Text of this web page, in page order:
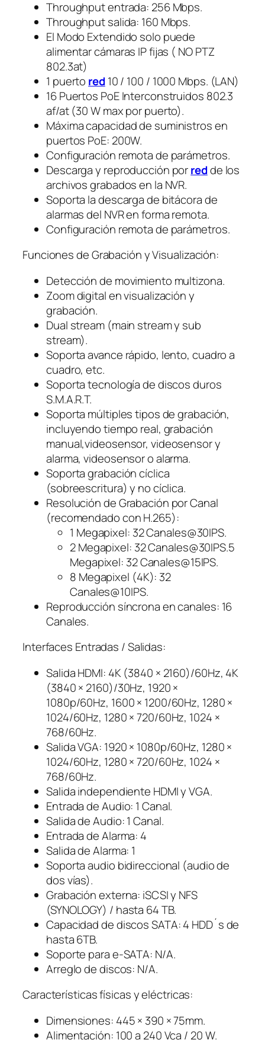
Throughput entrada: 256 Mbps.
Throughput salida: 160 Mbps.
El Modo Extendido solo puede
alimentar cámaras IP fijas ( NO PTZ
802.3at)
1 puerto red10 / 100 / 1000 Mbps. (LAN)
16 Puertos PoE Interconstruidos 802.3
af/at (30 W max por puerto).
Máxima capacidad de suministros en
puertos PoE: 200W.
Configuración remota de parámetros.
Descarga y reproducción porredde los
archivos grabados en la NVR.
Soporta la descarga de bitácora de
alarmas del NVR en forma remota.
Configuración remota de parámetros.
Funciones de Grabación y Visualización:
Detección de movimiento multizona.
Zoom digital en visualización y
grabación.
Dual stream (main stream y sub
stream).
Soporta avance rápido, lento, cuadro a
cuadro, etc.
Soporta tecnología de discos duros
S.M.A.R.T.
Soporta múltiples tipos de grabación,
incluyendo tiempo real, grabación
manual,videosensor, videosensor y
alarma, videosensor o alarma.
Soporta grabación cíclica
(sobreescritura) y no cíclica.
Resolución de Grabación por Canal
(recomendado con H.265):
1 Megapixel: 32 Canales@30IPS.
2 Megapixel: 32 Canales@30IPS.5
Megapixel: 32 Canales@15IPS.
8 Megapixel (4K): 32
Canales@10IPS.
Reproducción síncrona en canales: 16
Canales.
Interfaces Entradas / Salidas:
Salida HDMI: 4K (3840 × 2160)/60Hz, 4K
(3840 × 2160)/30Hz, 1920 ×
1080p/60Hz, 1600 × 1200/60Hz, 1280 ×
1024/60Hz, 1280 × 720/60Hz, 1024 ×
768/60Hz.
Salida VGA: 1920 × 1080p/60Hz, 1280 ×
1024/60Hz, 1280 × 720/60Hz, 1024 ×
768/60Hz.
Salida independiente HDMI y VGA.
Entrada de Audio: 1 Canal.
Salida de Audio: 1 Canal.
Entrada de Alarma: 4
Salida de Alarma: 1
Soporta audio bidireccional (audio de
dos vías).
Grabación externa: iSCSI y NFS
(SYNOLOGY) / hasta 64 TB.
Capacidad de discos SATA: 4 HDD´s de
hasta 6TB.
Soporte para e-SATA: N/A.
Arreglo de discos: N/A.
Características físicas y eléctricas:
Dimensiones: 445 × 390 × 75mm.
Alimentación: 100 a 240 Vca / 20 W.